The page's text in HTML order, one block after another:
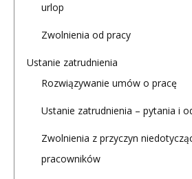
urlop
Zwolnienia od pracy
Ustanie zatrudnienia
Rozwiązywanie umów o pracę
Ustanie zatrudnienia – pytania i
Zwolnienia z przyczyn
pracowników